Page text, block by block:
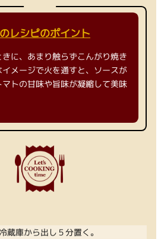
レシピのポイント
きに、あまり触らずこんがり焼き
メージで火を通すと、ソースが
トの甘味や旨味が凝縮して美味
蔵庫から出し５分置く。